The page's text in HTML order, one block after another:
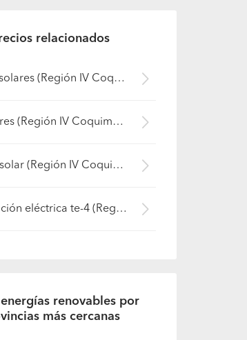
relacionados
Paneles solares (Región IV Coquimbo - Elqui)
Kits solares (Región IV Coquimbo - Elqui)
Energía solar (Región IV Coquimbo - Elqui)
Certificación eléctrica te-4 (Región IV Coquimbo - Elqui)
energías renovables por
más cercanas